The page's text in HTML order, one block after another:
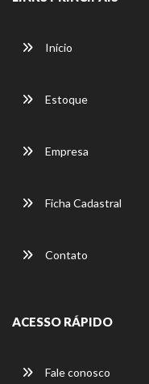
Início
Estoque
Empresa
Ficha Cadastral
Contato
ACESSO RÁPIDO
Fale conosco